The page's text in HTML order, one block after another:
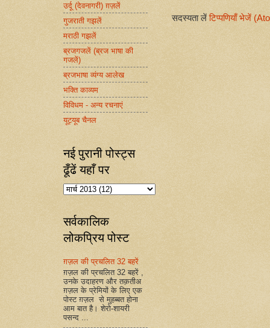
सदस्यता लेंटिप्पणियाँ भेजें
उर्दू (देवनागरी) ग़ज़लें
गुजराती गझलें
मराठी गझलें
ब्रजगजलें (ब्रज भाषा की
गजलें)
ब्रजभाषा व्यंग्य आलेख
भक्ति काव्यम
विविधम - अन्य रचनाएं
यूट्यूब चैनल
नई पुरानी पोस्ट्स
ढूँढें यहाँ पर
सर्वकालिक
लोकप्रिय पोस्ट
ग़ज़ल की प्रचलित 32 बहरें
ग़ज़ल की प्रचलित 32 बहरें ,
उनके उदाहरण और तक़तीअ
ग़ज़ल के प्रेमियों के लिए एक
पोस्ट ग़ज़ल से मुहब्बत होना
आम बात है। शेरो-शायरी
पसन्द ...